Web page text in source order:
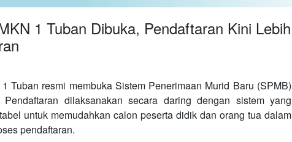
1 Tuban Dibuka, Pendaftaran Kini Lebih
Tuban resmi membuka Sistem Penerimaan Murid Baru (SPMB)
dilaksanakan secara daring dengan sistem yang
untuk memudahkan calon peserta didik dan orang tua dalam
pendaftaran.